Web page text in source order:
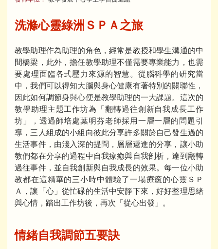
洗滌心靈綠洲ＳＰＡ之旅
教學助理作為助理的角色，經常是教授和學生溝通的中
間橋梁，此外，擔任教學助理不僅需要專業能力，也需
要處理面臨各式壓力來源的智慧。從腦科學的研究當
中，我們可以得知大腦與身心健康有著特別的關聯性，
因此如何調節身與心便是教學助理的一大課題。這次的
教學助理主題工作坊為「翻轉過往創新自我成長工作
坊」，透過師培處葉明芬老師採用一層一層的問題引
導，三人組成的小組向彼此分享許多關於自己發生過的
生活事件，由淺入深的提問，層層遞進的分享，讓小助
教們都在分享的過程中自我療癒與自我剖析，達到翻轉
過往事件，並自我創新與自我成長的效果。每一位小助
教都在這精華的三小時中體驗了一場療癒的心靈ＳＰ
Ａ，讓「心」從忙碌的生活中安靜下來，好好整理思緒
與心情，踏出工作坊後，再次「從心出發」。
情緒自我調節五要訣